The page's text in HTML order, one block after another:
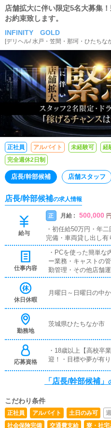
店舗拡大に伴い限定5名大募集
お約束致します。
INFINITY GOLD
[デリヘル/水戸・笠間・那珂・ひたちな
正社員 アルバイト 未経験可 経
完全週休2日制
店長/幹部候補 店舗スタッフ
店長/幹部候補の求人情報
給与
正 月給 : 500,000 円
・初任給50万円・年
完備・車両貸し出し有
仕事内容
・PCを使った簡単な
ー業務・キャストの
勤管理・その他店舗
をご覧頂きありがと
世したい・より高み
店はそんな野心溢れ
ではいかない事も多
は必ず頑張る貴方を
いません！経験豊富
休日休暇
月曜日～日曜日の中
勤務地
茨城県ひたちなか市
応募資格
・18歳以上【高校卒
迎！・目標や夢が有
「店長/幹部候補」
こだわり条件
正社員 アルバイト 土日のみ可
社会保険完備
交通費支給 寮・社宅